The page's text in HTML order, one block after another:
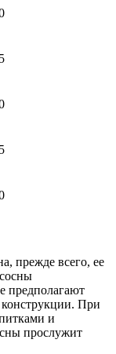
прежде всего, ее
предполагают
При
и
прослужит